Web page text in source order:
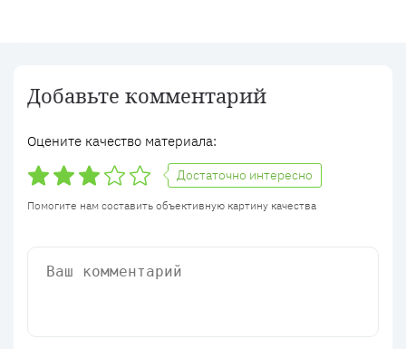
Добавьте комментарий
Оцените качество материала:
Достаточно интересно
Помогите нам составить объективную картину качества